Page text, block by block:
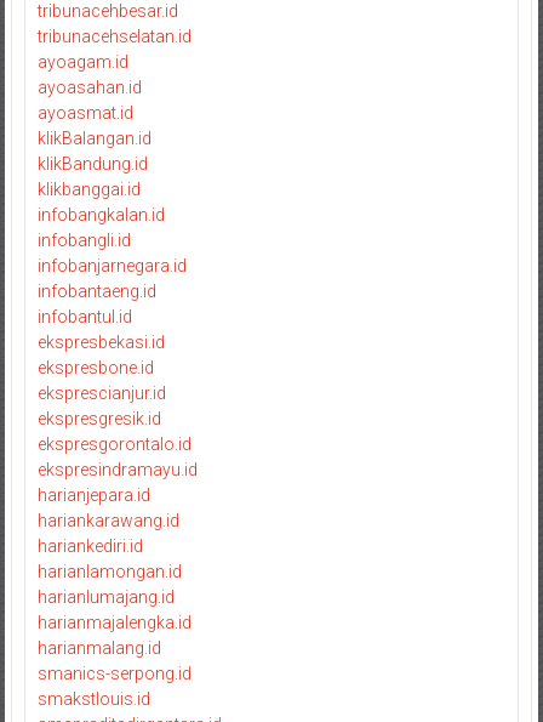
tribunacehbesar.id
tribunacehselatan.id
ayoagam.id
ayoasahan.id
ayoasmat.id
klikBalangan.id
klikBandung.id
klikbanggai.id
infobangkalan.id
infobangli.id
infobanjarnegara.id
infobantaeng.id
infobantul.id
ekspresbekasi.id
ekspresbone.id
eksprescianjur.id
ekspresgresik.id
ekspresgorontalo.id
ekspresindramayu.id
harianjepara.id
hariankarawang.id
hariankediri.id
harianlamongan.id
harianlumajang.id
harianmajalengka.id
harianmalang.id
smanics-serpong.id
smakstlouis.id